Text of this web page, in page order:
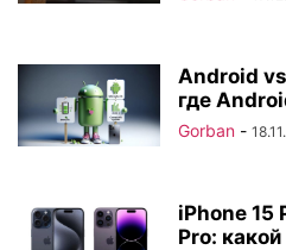
Android
где
Gorban -
iPhone 15
Pro: